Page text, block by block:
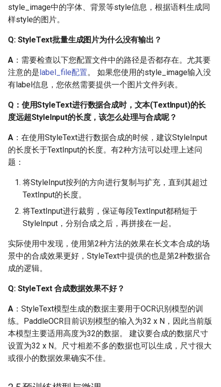
Q: 如何多进程运行
paddleocr？
Q: 怎么解决paddleOCR在
T4卡上有越预测越慢的情
Q: 在windows上进行cpp
inference的部署时，总是
提示找不到
paddle_fluid.dll和
opencv_world346.dll
Q: win下C++部署中文识别
Q: windows 3060显卡GPU
模式启动 加载模型慢
Q：想在Mac上部署，从哪
务化部署呢？
Q: 使用hub_serving部署，
延时较高，可能的原因是
什么呀？
Q: 在使用PaddleLite进行
style_image中的字体、背景等style信息，根据语料生成同
样style的图片。
Q: StyleText批量生成图片为什么没有输出？
A ：需要检查以下您配置文件中的路径是否都存在。尤其要
注意的是label_file配置。 如果您使用的style_image输入没
有label信息，您依然需要提供一个图片文件列表。
Q：使用StyleText进行数据合成时，文本(TextInput)的长
度远超StyleInput的长度，该怎么处理与合成呢？
A ：在使用StyleText进行数据合成的时候，建议StyleInput
的长度长于TextInput的长度。有2种方法可以处理上述问
题：
将StyleInput按列的方向进行复制与扩充，直到其超过
TextInput的长度。
将TextInput进行裁剪，保证每段TextInput都稍短于
StyleInput，分别合成之后，再拼接在一起。
实际使用中发现，使用第2种方法的效果在长文本合成的场
景中的合成效果更好，StyleText中提供的也是第2种数据合
成的逻辑。
Q: StyleText 合成数据效果不好？
A ：StyleText模型生成的数据主要用于OCR识别模型的训
练。PaddleOCR目前识别模型的输入为32 x N，因此当前版
本模型主要适用高度为32的数据。 建议要合成的数据尺寸
设置为32 x N。尺寸相差不多的数据也可以生成，尺寸很大
或很小的数据效果确实不佳。